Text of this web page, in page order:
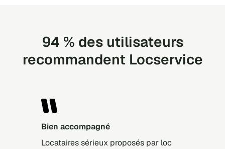
94 % des utilisateurs
recommandent Locservice
Bien accompagné
Locataires sérieux proposés par loc